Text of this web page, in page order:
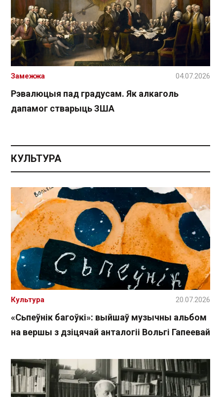
Рэвалюцыя пад градусам. Як алкаголь
дапамог стварыць ЗША
Замежжа 04.07.2026
КУЛЬТУРА
«Сьпеўнік багоўкі»: выйшаў музычны альбом
на вершы з дзіцячай анталогіі Вольгі Гапеевай
Культура 20.07.2026